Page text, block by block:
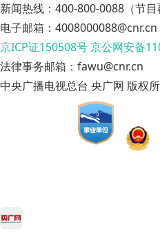
新闻热线：400-800-0088（节目
电子邮箱：4008000088@cnr.cn
京ICP证150508号京公网安备
法律事务邮箱：fawu@cnr.cn
中央广播电视总台 央广网 版权